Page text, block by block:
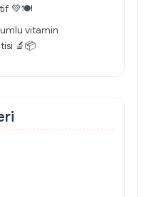
💚🍽️
vitamin
🔬📦